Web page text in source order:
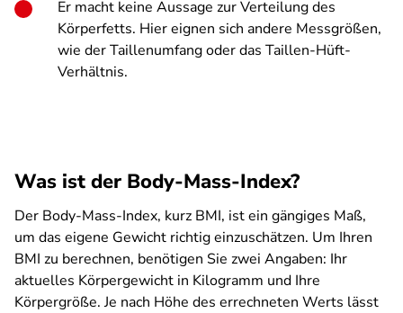
Er macht keine Aussage zur Verteilung des
Körperfetts. Hier eignen sich andere Messgrößen,
wie der Taillenumfang oder das Taillen-Hüft-
Verhältnis.
Was ist der Body-Mass-Index?
Der Body-Mass-Index, kurz BMI, ist ein gängiges Maß,
um das eigene Gewicht richtig einzuschätzen. Um Ihren
BMI zu berechnen, benötigen Sie zwei Angaben: Ihr
aktuelles Körpergewicht in Kilogramm und Ihre
Körpergröße. Je nach Höhe des errechneten Werts lässt